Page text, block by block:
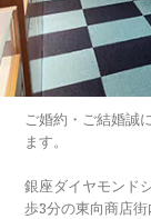
ご婚約・ご結婚誠
ます。
銀座ダイヤモンド
歩3分の東向商店